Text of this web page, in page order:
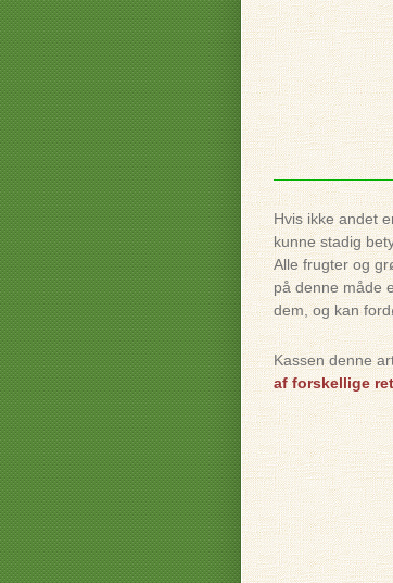
Hvis ikke andet
kunne stadig
Alle frugter og
på denne måde
dem, og kan
Kassen denne
af forskellige